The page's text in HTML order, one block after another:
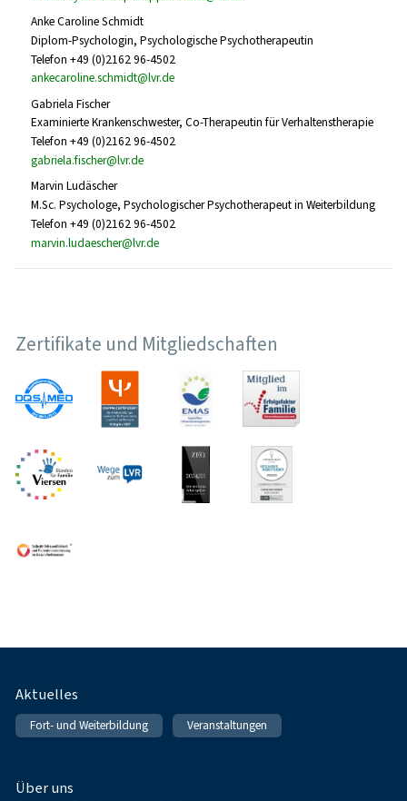
Anke Caroline Schmidt
Diplom-Psychologin, Psychologische Psychotherapeutin
Telefon +49 (0)2162 96-4502
ankecaroline.schmidt@lvr.de
Gabriela Fischer
Examinierte Krankenschwester, Co-Therapeutin für Verhaltenstherapie
Telefon +49 (0)2162 96-4502
gabriela.fischer@lvr.de
Marvin Ludäscher
M.Sc. Psychologe, Psychologischer Psychotherapeut in Weiterbildung
Telefon +49 (0)2162 96-4502
marvin.ludaescher@lvr.de
Zertifikate und Mitgliedschaften
Fußnavigation
Aktuelles
Fort- und Weiterbildung Veranstaltungen
Über uns